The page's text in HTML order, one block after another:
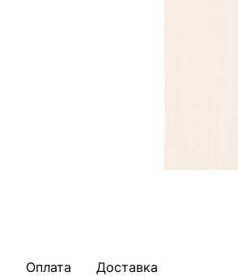
Оплата Доставка